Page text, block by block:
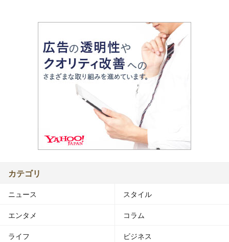
カテゴリ
ニュース スタイル
エンタメ コラム
ライフ ビジネス